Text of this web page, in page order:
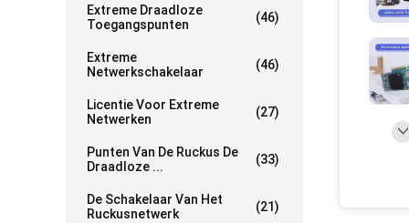
Extreme Draadloze
Toegangspunten
(46)
Extreme
Netwerkschakelaar
(46)
Licentie Voor Extreme
Netwerken
(27)
Punten Van De Ruckus De
Draadloze ...
(33)
De Schakelaar Van Het
Ruckusnetwerk
(21)